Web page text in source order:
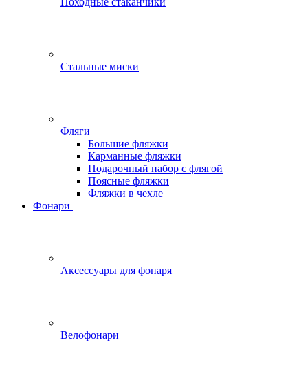
Стальные миски
Фляги
Большие фляжки
Карманные фляжки
Подарочный набор с флягой
Поясные фляжки
Фляжки в чехле
Фонари
Аксессуары для фонаря
Велофонари